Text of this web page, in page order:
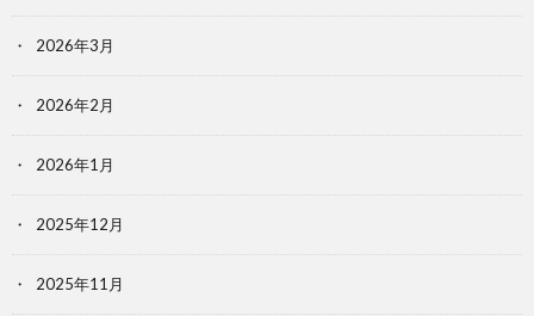
2026年3月
2026年2月
2026年1月
2025年12月
2025年11月